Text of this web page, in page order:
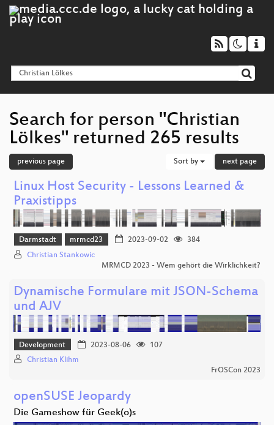
Search for person "Christian
Lölkes" returned 265 results
previous page Sort by next page
Linux Host Security - Lessons Learned &
Praxistipps
Darmstadt mrmcd23 2023-09-02
384
Christian Stankowic
MRMCD 2023 - Wem gehört die Wirklichkeit?
Dynamische Formulare mit JSON-Schema
und AJV
Development 2023-08-06
107
Christian Klihm
FrOSCon 2023
openSUSE Jeopardy
Die Gameshow für Geek(o)s